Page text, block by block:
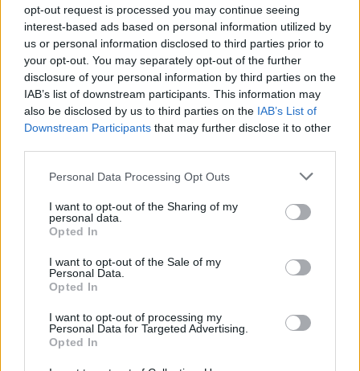
opt-out request is processed you may continue seeing
interest-based ads based on personal information utilized by
us or personal information disclosed to third parties prior to
your opt-out. You may separately opt-out of the further
disclosure of your personal information by third parties on the
IAB’s list of downstream participants. This information may
also be disclosed by us to third parties on the IAB’s List of
Downstream Participants that may further disclose it to other
Please note that this website/app uses one or more Google
not limited to your visit or usage behaviour. You may click to
grant or deny consent to Google and its third-party tags to
use your data for below specified purposes in below Google
consent section.
Personal Data Processing Opt Outs
I want to opt-out of the Sharing of my
personal data.
Opted In
I want to opt-out of the Sale of my
Personal Data.
Opted In
I want to opt-out of processing my
Personal Data for Targeted Advertising.
Opted In
BERUHÁZÁSI CSOMAGGAL ERŐSÍTIK
MAGYARORSZÁG ENERGIAELLÁTÁSÁT, MIKÖZBEN
TOVÁBBRA IS KRITIKUS NAPOK ELÉ NÉZ AZ ORSZÁG
Átfogó energetikai fejlesztési programot fogadott el a
kormány.